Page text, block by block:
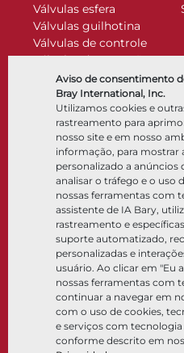
Aviso de consentimento
Bray International, Inc.
Utilizamos cookies e
rastreamento para
nosso site e em nosso
informação, para mostrar
personalizado a anúncios
analisar o tráfego e o uso
nossas ferramentas com
assistente de IA Bary,
rastreamento e
suporte automatizado,
personalizadas e
usuário. Ao clicar em "Eu
nossas ferramentas com
continuar a navegar em
com o uso de cookies,
e serviços com
conforme descrito em
Válvulas esfera
Válvulas guilhotina
Válvulas de controle
Válvulas de retenção
Atuadores
Acessórios de controle
Criogênico
Empresa
Sobre
Locais
Parceria
Sustentabilidade
Portal do cliente
Siga-nos